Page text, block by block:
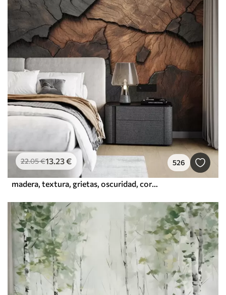
22.05€13.23€ 526
madera, textura, grietas, oscuridad, corteza, superficie